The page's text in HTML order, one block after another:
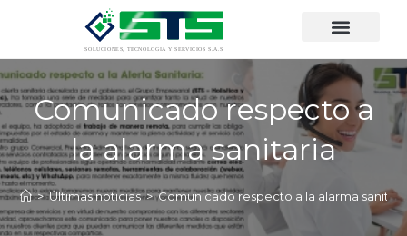
Comunicado respecto a
la alarma sanitaria
> Últimas noticias > Comunicado respecto a la alarma